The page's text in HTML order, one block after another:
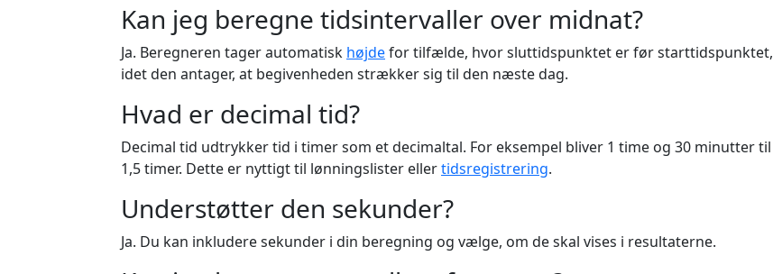
Kan jeg beregne tidsintervaller over midnat?
Ja. Beregneren tager automatisk højdefor tilfælde, hvor sluttidspunktet er før starttidspunktet,
idet den antager, at begivenheden strækker sig til den næste dag.
Hvad er decimal tid?
Decimal tid udtrykker tid i timer som et decimaltal. For eksempel bliver 1 time og 30 minutter til
1,5 timer. Dette er nyttigt til lønningslister ellertidsregistrering.
Understøtter den sekunder?
Ja. Du kan inkludere sekunder i din beregning og vælge, om de skal vises i resultaterne.